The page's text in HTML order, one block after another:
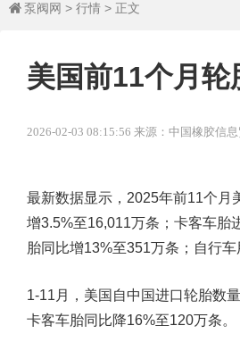
 泵阀网 > 行情 > 正文
美国前11个月
2026-02-03 08:15:56 来源：中国橡胶信息
最新数据显示，2025年前11个月
增3.5%至16,011万条；卡客车胎
胎同比增13%至351万条；自行
1-11月，美国自中国进口轮胎数
卡客车胎同比降16%至120万条。